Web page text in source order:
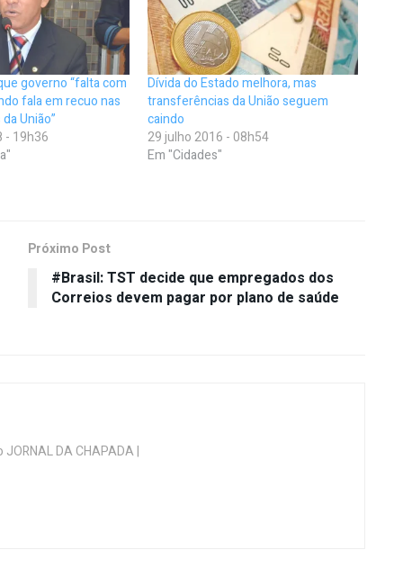
governo “falta com
fala em recuo nas
União”
- 19h36
Dívida do Estado melhora, mas
transferências da União seguem
caindo
29 julho 2016 - 08h54
Em "Cidades"
Próximo Post
#Brasil: TST decide que empregados dos
Correios devem pagar por plano de saúde
DA CHAPADA |